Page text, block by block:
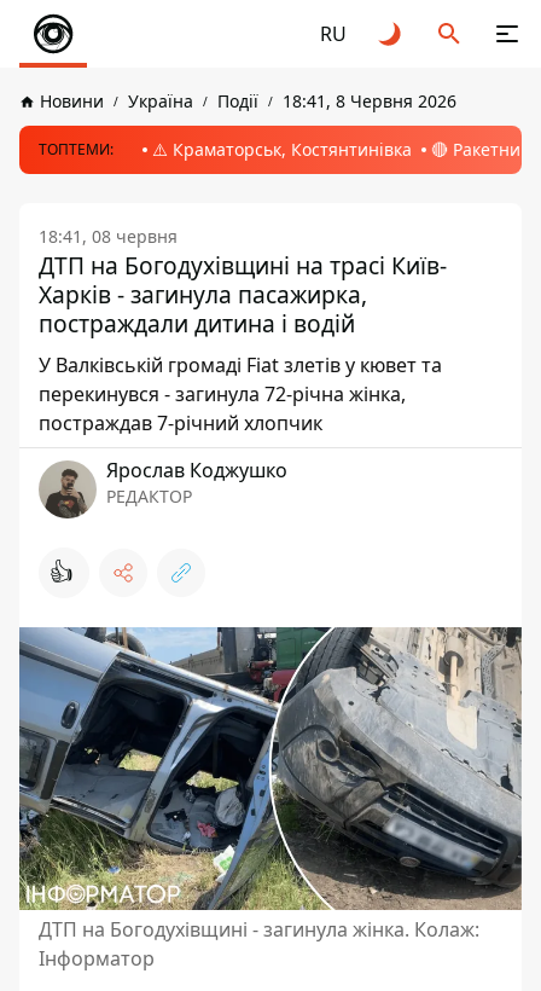
RU
Новини Україна Події 18:41, 8 Червня 2026
ТОПТЕМИ: ⚠️ Краматорськ, Костянтинівка 🔴 Ракетний
18:41, 08 червня
ДТП на Богодухівщині на трасі Київ-
Харків - загинула пасажирка,
постраждали дитина і водій
У Валківській громаді Fiat злетів у кювет та
перекинувся - загинула 72-річна жінка,
постраждав 7-річний хлопчик
Ярослав Коджушко
РЕДАКТОР
👍
ДТП на Богодухівщині - загинула жінка. Колаж:
Інформатор